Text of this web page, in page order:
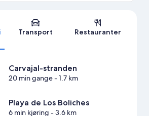
Kart
Transport Restauranter
Carvajal-stranden
20 min gange- 1.7 km
Playa de Los Boliches
6 min kjøring - 3.6 km